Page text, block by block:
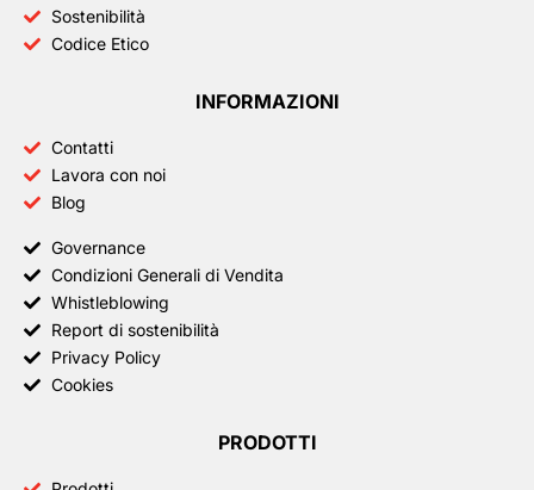
Sostenibilità
Codice Etico
INFORMAZIONI
Contatti
Lavora con noi
Blog
Governance
Condizioni Generali di Vendita
Whistleblowing
Report di sostenibilità
Privacy Policy
Cookies
PRODOTTI